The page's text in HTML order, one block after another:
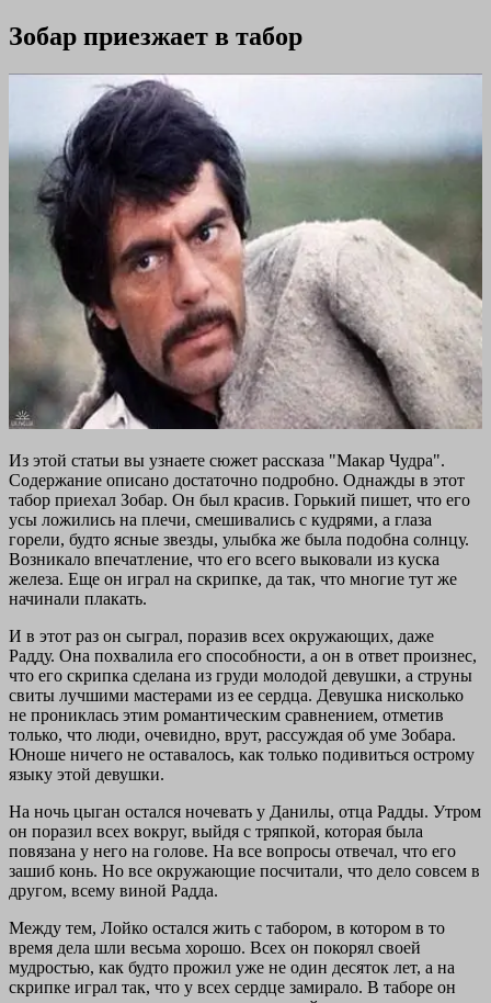
Зобар приезжает в табор
Из этой статьи вы узнаете сюжет рассказа "Макар Чудра".
Содержание описано достаточно подробно. Однажды в этот
табор приехал Зобар. Он был красив. Горький пишет, что его
усы ложились на плечи, смешивались с кудрями, а глаза
горели, будто ясные звезды, улыбка же была подобна солнцу.
Возникало впечатление, что его всего выковали из куска
железа. Еще он играл на скрипке, да так, что многие тут же
начинали плакать.
И в этот раз он сыграл, поразив всех окружающих, даже
Радду. Она похвалила его способности, а он в ответ произнес,
что его скрипка сделана из груди молодой девушки, а струны
свиты лучшими мастерами из ее сердца. Девушка нисколько
не прониклась этим романтическим сравнением, отметив
только, что люди, очевидно, врут, рассуждая об уме Зобара.
Юноше ничего не оставалось, как только подивиться острому
языку этой девушки.
На ночь цыган остался ночевать у Данилы, отца Радды. Утром
он поразил всех вокруг, выйдя с тряпкой, которая была
повязана у него на голове. На все вопросы отвечал, что его
зашиб конь. Но все окружающие посчитали, что дело совсем в
другом, всему виной Радда.
Между тем, Лойко остался жить с табором, в котором в то
время дела шли весьма хорошо. Всех он покорял своей
мудростью, как будто прожил уже не один десяток лет, а на
скрипке играл так, что у всех сердце замирало. В таборе он